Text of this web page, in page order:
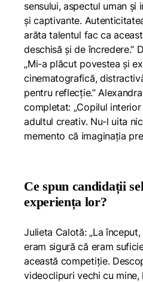
sensului, aspectul uman și
și captivante.
arăta talentul fac ca
deschisă și de încredere.”
„Mi-a plăcut povestea și
cinematografică,
pentru reflecție.”
completat: „Copilul
adultul creativ. Nu-l uita
memento că imaginația
Ce spun candidații
experiența lor?
Julieta Calotă: „La
eram sigură că eram
această competiție.
videoclipuri vechi cu mine,